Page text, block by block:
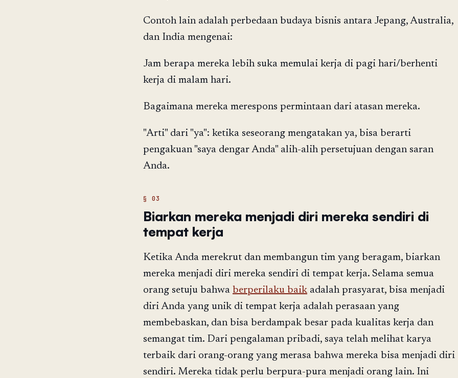
Contoh lain adalah perbedaan budaya bisnis antara Jepang, Australia,
dan India mengenai:
Jam berapa mereka lebih suka memulai kerja di pagi hari/berhenti
kerja di malam hari.
Bagaimana mereka merespons permintaan dari atasan mereka.
"Arti" dari "ya": ketika seseorang mengatakan ya, bisa berarti
pengakuan "saya dengar Anda" alih-alih persetujuan dengan saran
Anda.
Biarkan mereka menjadi diri mereka sendiri di
tempat kerja
Ketika Anda merekrut dan membangun tim yang beragam, biarkan
mereka menjadi diri mereka sendiri di tempat kerja. Selama semua
orang setuju bahwa berperilaku baik adalah prasyarat, bisa menjadi
diri Anda yang unik di tempat kerja adalah perasaan yang
membebaskan, dan bisa berdampak besar pada kualitas kerja dan
semangat tim. Dari pengalaman pribadi, saya telah melihat karya
terbaik dari orang-orang yang merasa bahwa mereka bisa menjadi diri
sendiri. Mereka tidak perlu berpura-pura menjadi orang lain. Ini